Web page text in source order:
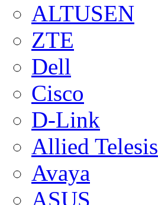
ALTUSEN
ZTE
Dell
Cisco
D-Link
Allied Telesis
Avaya
ASUS